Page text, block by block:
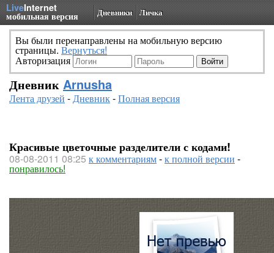
LiveInternet
мобильная версия Дневники Личка
Вы были перенаправлены на мобильную версию
страницы. Вернуться!
Авторизация
Дневник Arnusha
Лента друзей -Дневник-Полная версия
Красивые цветочные разделители с кодами!
08-08-2011 08:25 к комментариям-к полной версии -
понравилось!